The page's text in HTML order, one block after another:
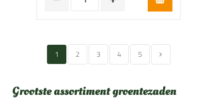
1 2 3 4 5
Grootste assortiment groentezaden